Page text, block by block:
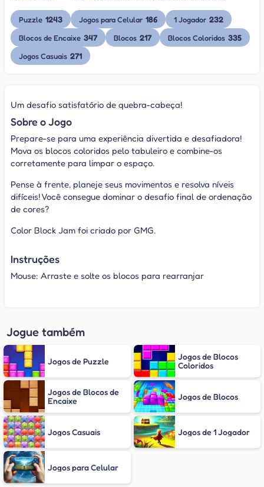
Puzzle 1243 Jogos para Celular 186 1 Jogador 232
Blocos de Encaixe 347 Blocos 217 Blocos Coloridos 335
Jogos Casuais 271
Um desafio satisfatório de quebra-cabeça!
Sobre o Jogo
Prepare-se para uma experiência divertida e desafiadora!
Mova os blocos coloridos pelo tabuleiro e combine-os
corretamente para limpar o espaço.
Pense à frente, planeje seus movimentos e resolva níveis
difíceis! Você consegue dominar o desafio final de ordenação
de cores?
Color Block Jam foi criado por GMG.
Instruções
Mouse: Arraste e solte os blocos para rearranjar
Jogue também
Jogos de Puzzle
Jogos de Blocos
Coloridos
Jogos de Blocos de
Encaixe
Jogos de Blocos
Jogos Casuais Jogos de 1 Jogador
Jogos para Celular